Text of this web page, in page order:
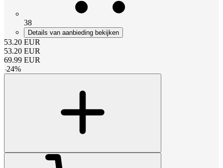
38
Details van aanbieding bekijken
53.20 EUR
53.20 EUR
69.99 EUR
-24%